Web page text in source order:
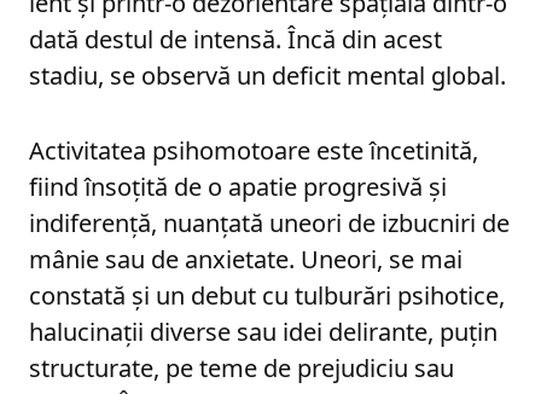
dată destul de intensă. Încă din acest
stadiu, se observă un deficit mental global.
Activitatea psihomotoare este încetinită,
fiind însoţită de o apatie progresivă şi
indiferenţă, nuanţată uneori de izbucniri de
mânie sau de anxietate. Uneori, se mai
constată şi un debut cu tulburări psihotice,
halucinaţii diverse sau idei delirante, puţin
structurate, pe teme de prejudiciu sau